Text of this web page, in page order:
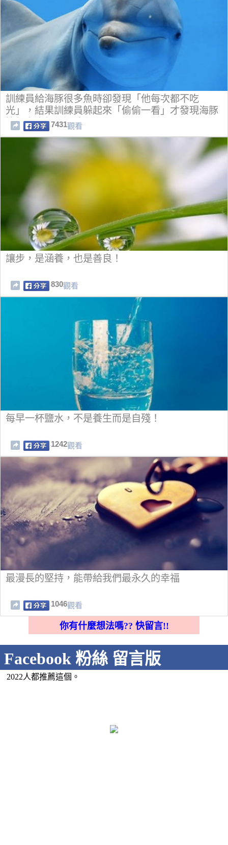
訓練員給海豚很多魚時卻發現「他每次都不吃
光」，結果訓練員躲起來「偷偷一看」才發現海豚
比很多人類都還聰明！
7431觀看
讓步，是涵養，也是善良！
830觀看
每早一杯鹽水，不是養生而是自殘！
1242觀看
最漫長的堅持，能帶給我們最永久的幸福
1046觀看
你有什麼想法嗎?? 快留言!!
Facebook 粉絲 留言版
2022人都推薦這個。